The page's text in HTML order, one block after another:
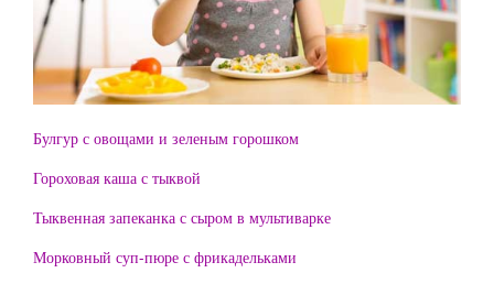
Булгур с овощами и зеленым горошком
Гороховая каша с тыквой
Тыквенная запеканка с сыром в мультиварке
Морковный суп-пюре с фрикадельками